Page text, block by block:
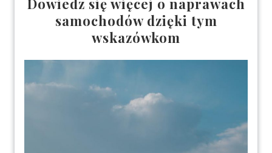
Dowiedz się więcej o naprawach
samochodów dzięki tym
wskazówkom